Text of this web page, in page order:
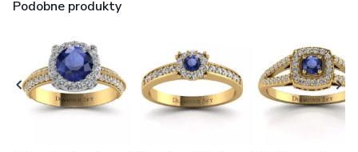
Podobne produkty